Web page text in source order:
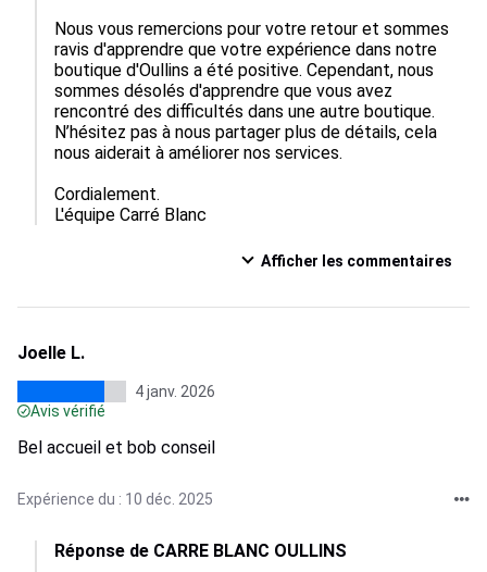
Nous vous remercions pour votre retour et sommes
ravis d'apprendre que votre expérience dans notre
boutique d'Oullins a été positive. Cependant, nous
sommes désolés d'apprendre que vous avez
rencontré des difficultés dans une autre boutique.
N’hésitez pas à nous partager plus de détails, cela
nous aiderait à améliorer nos services.
Cordialement.
L'équipe Carré Blanc
Afficher les commentaires
Joelle L.
4 janv. 2026
Avis vérifié
Bel accueil et bob conseil
Expérience du : 10 déc. 2025
Réponse de CARRE BLANC OULLINS